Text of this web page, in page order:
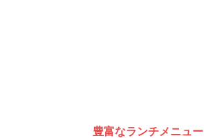
豊富なランチメニュー